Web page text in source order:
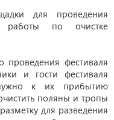
для проведения
работы по очистке
проведения фестиваля
и гости фестиваля
к их прибытию
поляны и тропы
для разведения